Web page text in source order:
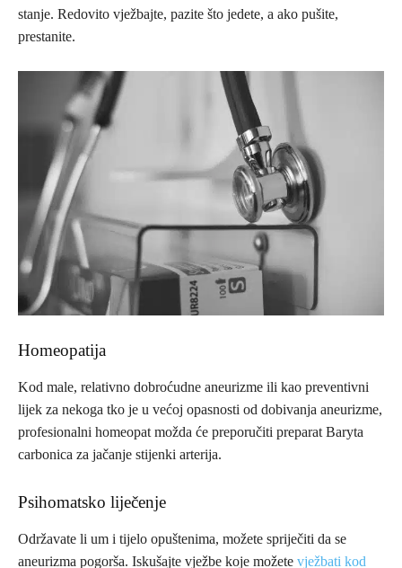
stanje. Redovito vježbajte, pazite što jedete, a ako pušite,
prestanite.
Homeopatija
Kod male, relativno dobroćudne aneurizme ili kao preventivni
lijek za nekoga tko je u većoj opasnosti od dobivanja aneurizme,
profesionalni homeopat možda će preporučiti preparat Baryta
carbonica za jačanje stijenki arterija.
Psihomatsko liječenje
Održavate li um i tijelo opuštenima, možete sprije­čiti da se
aneurizma pogorša. Iskušajte vježbe koje možete vježbati kod